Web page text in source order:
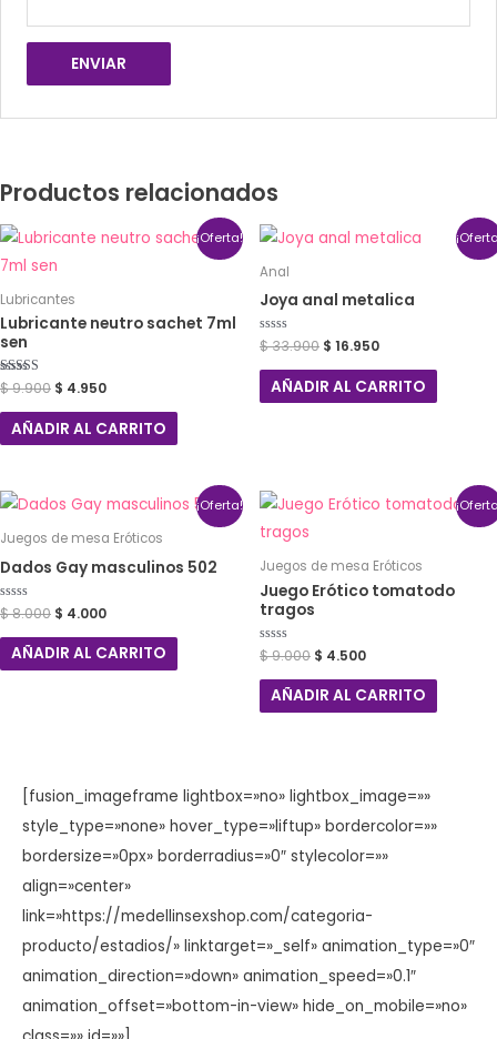
Productos relacionados
¡Oferta!
Lubricantes
Lubricante neutro sachet 7ml
sen
Valorado con
5.00
de 5
$9.900 $ 4.950
AÑADIR AL CARRITO
Anal
Joya anal metalica
Valorado
con
0
$33.900 $ 16.950
AÑADIR AL CARRITO
¡Oferta!
Juegos de mesa Eróticos
Dados Gay masculinos 502
Valorado
con
0
$8.000 $ 4.000
AÑADIR AL CARRITO
Juegos de mesa Eróticos
Juego Erótico tomatodo
tragos
Valorado
con
0
$9.000 $ 4.500
AÑADIR AL CARRITO
[fusion_imageframe lightbox=»no» lightbox_image=»»
style_type=»none» hover_type=»liftup» bordercolor=»»
bordersize=»0px» borderradius=»0″ stylecolor=»»
align=»center»
link=»https://medellinsexshop.com/categoria-
producto/estadios/» linktarget=»_self» animation_type=»0″
animation_direction=»down» animation_speed=»0.1″
animation_offset=»bottom-in-view» hide_on_mobile=»no»